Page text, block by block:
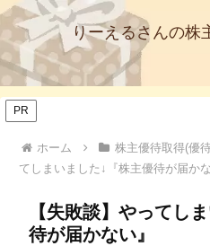
りーえるさんの株
PR
ホーム 株主優待取得(優
てしまいました↓『株主優待が届かな
【失敗談】やってし
待が届かない』